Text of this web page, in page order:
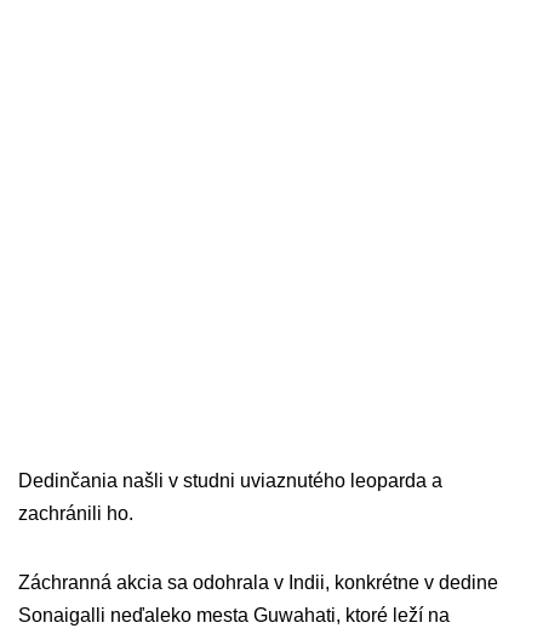
Dedinčania našli v studni uviaznutého leoparda a
zachránili ho.
Záchranná akcia sa odohrala v Indii, konkrétne v dedine
Sonaigalli neďaleko mesta Guwahati, ktoré leží na